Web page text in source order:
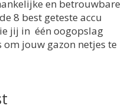
en betrouwbare
8 best geteste accu
jij in één oogopslag
jouw gazon netjes te